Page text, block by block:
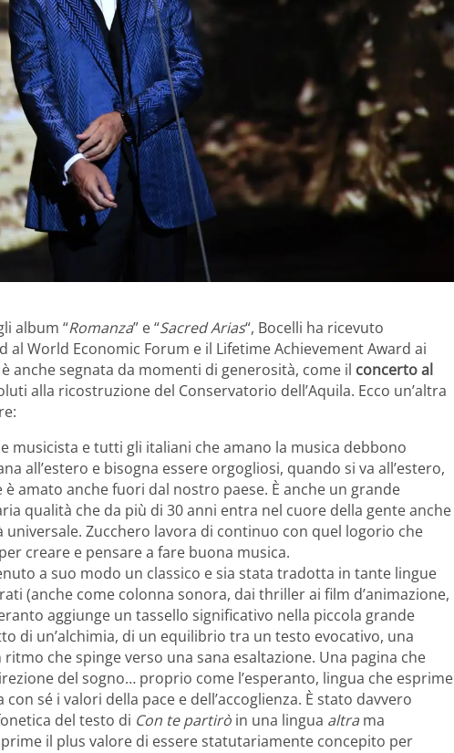
album “Romanza” e “Sacred Arias“, Bocelli ha ricevuto
World Economic Forum e il Lifetime Achievement Award ai
anche segnata da momenti di generosità, come il concerto al
alla ricostruzione del Conservatorio dell’Aquila. Ecco un’altra
musicista e tutti gli italiani che amano la musica debbono
all’estero e bisogna essere orgogliosi, quando si va all’estero,
amato anche fuori dal nostro paese. È anche un grande
qualità che da più di 30 anni entra nel cuore della gente anche
Zucchero lavora di continuo con quel logorio che
creare e pensare a fare buona musica.
a suo modo un classico e sia stata tradotta in tante lingue
(anche come colonna sonora, dai thriller ai film d’animazione,
aggiunge un tassello significativo nella piccola grande
di un’alchimia, di un equilibrio tra un testo evocativo, una
che spinge verso una sana esaltazione. Una pagina che
del sogno… proprio come l’esperanto, lingua che esprime
sé i valori della pace e dell’accoglienza. È stato davvero
del testo di Con te partirò in una lingua altra ma
il plus valore di essere statutariamente concepito per